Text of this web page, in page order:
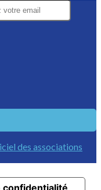
des associations